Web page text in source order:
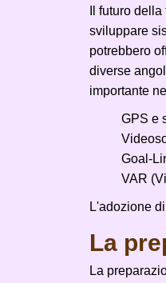
Il futuro
sviluppare
potrebbero
diverse
importante
GPS e
Goal-
VAR
L'adozione
La
La